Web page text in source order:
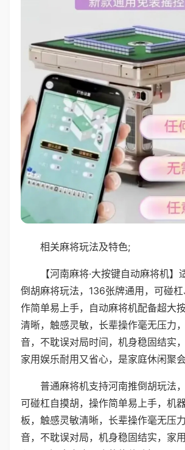
相关麻将玩法及特色;
【河南麻将·大按键自动麻将机】
倒胡麻将玩法，136张牌通用，可碰
作简单易上手，自动麻将机配备超大
清晰，触感灵敏，长辈操作毫无压力
音，不耽误对局时间，机身稳固结实，
家用娱乐耐用又省心，是家庭休闲聚
普通麻将机支持河南推倒胡玩法
可碰杠自摸胡，操作简单易上手，机
板，触感灵敏清晰，长辈操作毫无压
音，不耽误对局，机身稳固结实，家